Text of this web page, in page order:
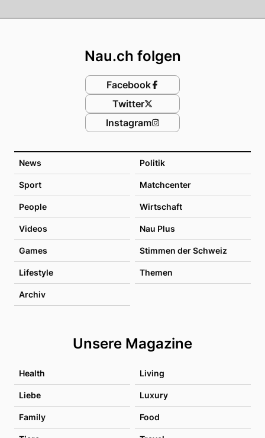
News Politik
Sport Matchcenter
People Wirtschaft
Videos Nau Plus
Games Stimmen der Schweiz
Lifestyle Themen
Archiv
Unsere Magazine
Health Living
Liebe Luxury
Family Food
Nau.ch folgen
Facebook
Twitter
Instagram